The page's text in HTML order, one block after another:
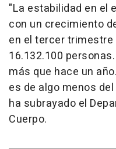
"La estabilidad en el
con un crecimiento
en el tercer
16.132.100
más que hace un
es de algo menos
ha subrayado el
Cuerpo.